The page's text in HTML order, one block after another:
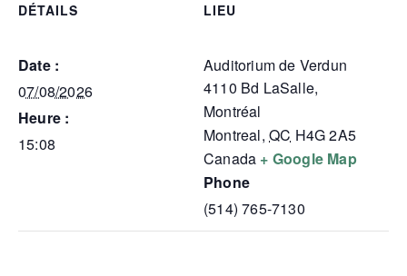
DÉTAILS
Date :
07/08/2026
Heure :
15:08
LIEU
Auditorium de Verdun
4110 Bd LaSalle,
Montréal
Montreal, QC H4G 2A5
Canada + Google Map
Phone
(514) 765-7130